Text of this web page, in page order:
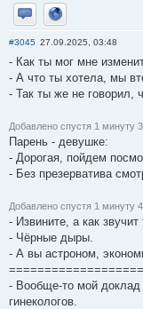
Отправить личное
Сайт
#3045 27.09.2025, 03:48
- Как ты мог мне
- А что ты хотела, мы
- Так ты же не говорил,
Добавлено спустя 1 минуту
Парень - девушке:
- Дорогая, пойдем
- Без презерватива
Добавлено спустя 1 минуту
- Извините, а как
- Чёрные дыры.
- А вы астроном,
- Вообще-то мой доклад
гинекологов.